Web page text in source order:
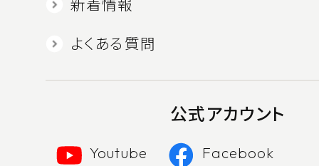
よくある質問
公式アカウント
Youtube
Facebook